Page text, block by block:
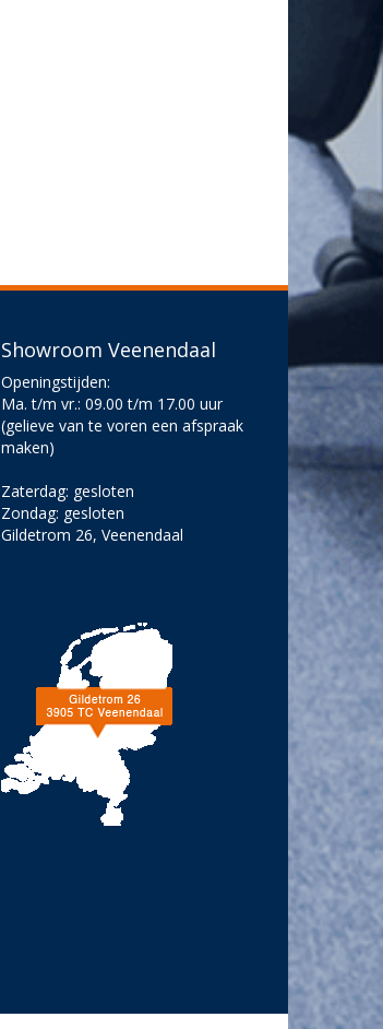
Showroom Veenendaal
Openingstijden:
Ma. t/m vr.: 09.00 t/m 17.00 uur
(gelieve van te voren een afspraak
maken)
Zaterdag: gesloten
Zondag: gesloten
Gildetrom 26, Veenendaal